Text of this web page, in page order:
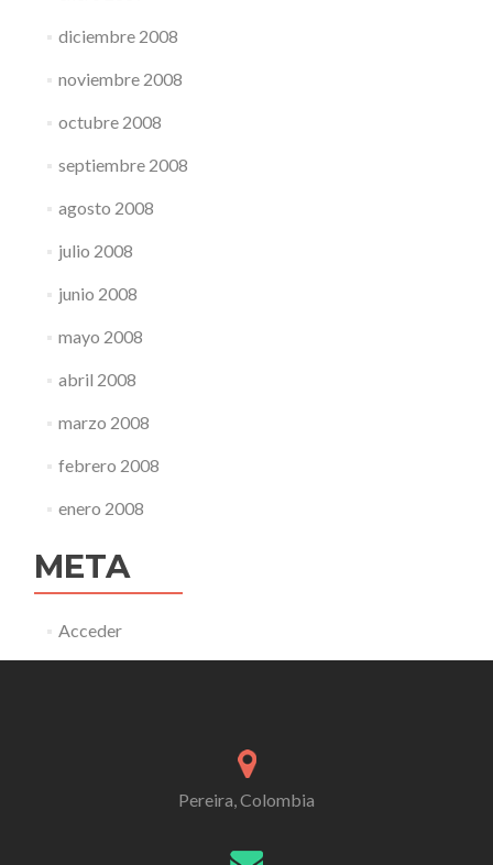
diciembre 2008
noviembre 2008
octubre 2008
septiembre 2008
agosto 2008
julio 2008
junio 2008
mayo 2008
abril 2008
marzo 2008
febrero 2008
enero 2008
META
Acceder
Pereira, Colombia